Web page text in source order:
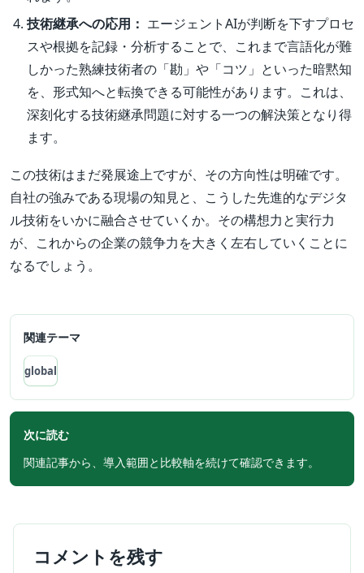
技術継承への応用： エージェントAIが判断を下すプロセ
スや根拠を記録・分析することで、これまで言語化が難
しかった熟練技術者の「勘」や「コツ」といった暗黙知
を、形式知へと転換できる可能性があります。これは、
深刻化する技術継承問題に対する一つの解決策となり得
ます。
この技術はまだ発展途上ですが、その方向性は明確です。
自社の強みである現場の知見と、こうした先進的なデジタ
ル技術をいかに融合させていくか。その構想力と実行力
が、これからの企業の競争力を大きく左右していくことに
なるでしょう。
関連テーマ
global
次に読む
関連記事から、導入範囲と比較軸を続けて確認できます。
コメントを残す